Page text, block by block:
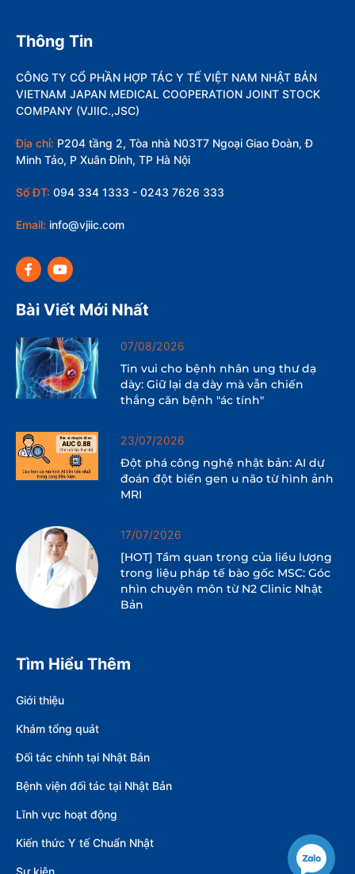
Thông Tin
CÔNG TY CỔ PHẦN HỢP TÁC Y TẾ VIỆT NAM NHẬT BẢN
VIETNAM JAPAN MEDICAL COOPERATION JOINT STOCK
COMPANY (VJIIC.,JSC)
Địa chỉ: P204 tầng 2, Tòa nhà N03T7 Ngoại Giao Đoàn, Đ
Minh Tảo, P Xuân Đỉnh, TP Hà Nội
Số ĐT: 094 334 1333 - 0243 7626 333
Email: info@vjiic.com
Bài Viết Mới Nhất
07/08/2026
Tin vui cho bệnh nhân ung thư dạ
dày: Giữ lại dạ dày mà vẫn chiến
thắng căn bệnh "ác tính"
23/07/2026
Đột phá công nghệ nhật bản: AI dự
đoán đột biến gen u não từ hình ảnh
MRI
17/07/2026
[HOT] Tầm quan trọng của liều lượng
trong liệu pháp tế bào gốc MSC: Góc
nhìn chuyên môn từ N2 Clinic Nhật
Bản
Tìm Hiểu Thêm
Giới thiệu
Khám tổng quát
Đối tác chính tại Nhật Bản
Bệnh viện đối tác tại Nhật Bản
Lĩnh vực hoạt động
Kiến thức Y tế Chuẩn Nhật
Sự kiện